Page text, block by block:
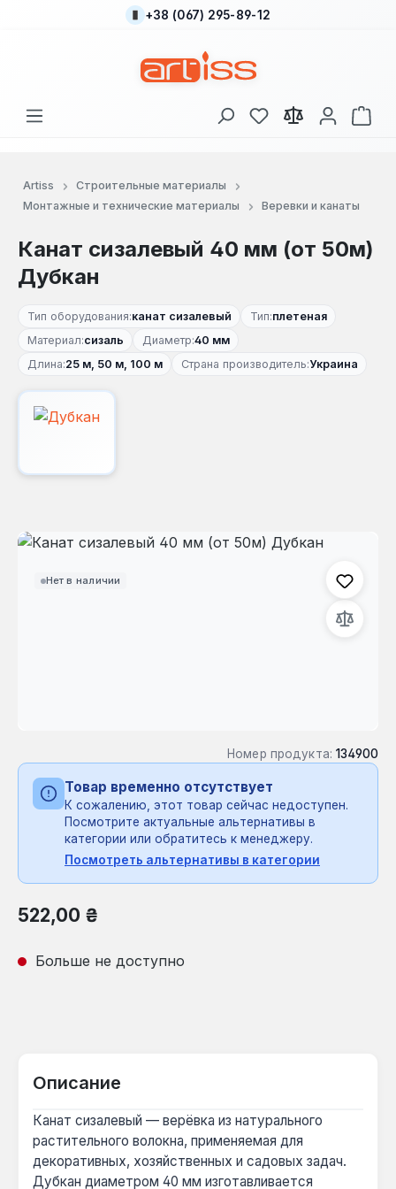
Перейти к основному содержанию
+38 (067) 295-89-12
У вас есть товары
В
Artiss
Строительные материалы
Монтажные и технические материалы
Веревки и канаты
Канат сизалевый 40 мм (от 50м)
Дубкан
Тип оборудования:канат сизалевый Тип:плетеная
Материал:сизаль Диаметр:40 мм
Длина:25 м, 50 м, 100 м Страна производитель:Украина
Нет в наличии
Пропустить галерею изображений
Номер продукта: 134900
Товар временно отсутствует
К сожалению, этот товар сейчас недоступен.
Посмотрите актуальные альтернативы в
категории или обратитесь к менеджеру.
Посмотреть альтернативы в категории
Обычная цена:
522,00 ₴
Больше не доступно
Описание
Канат сизалевый — верёвка из натурального
растительного волокна, применяемая для
декоративных, хозяйственных и садовых задач.
Дубкан диаметром 40 мм изготавливается